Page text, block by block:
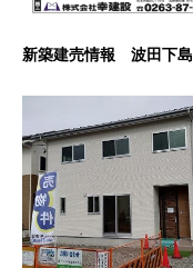
新築建売情報 波田下島